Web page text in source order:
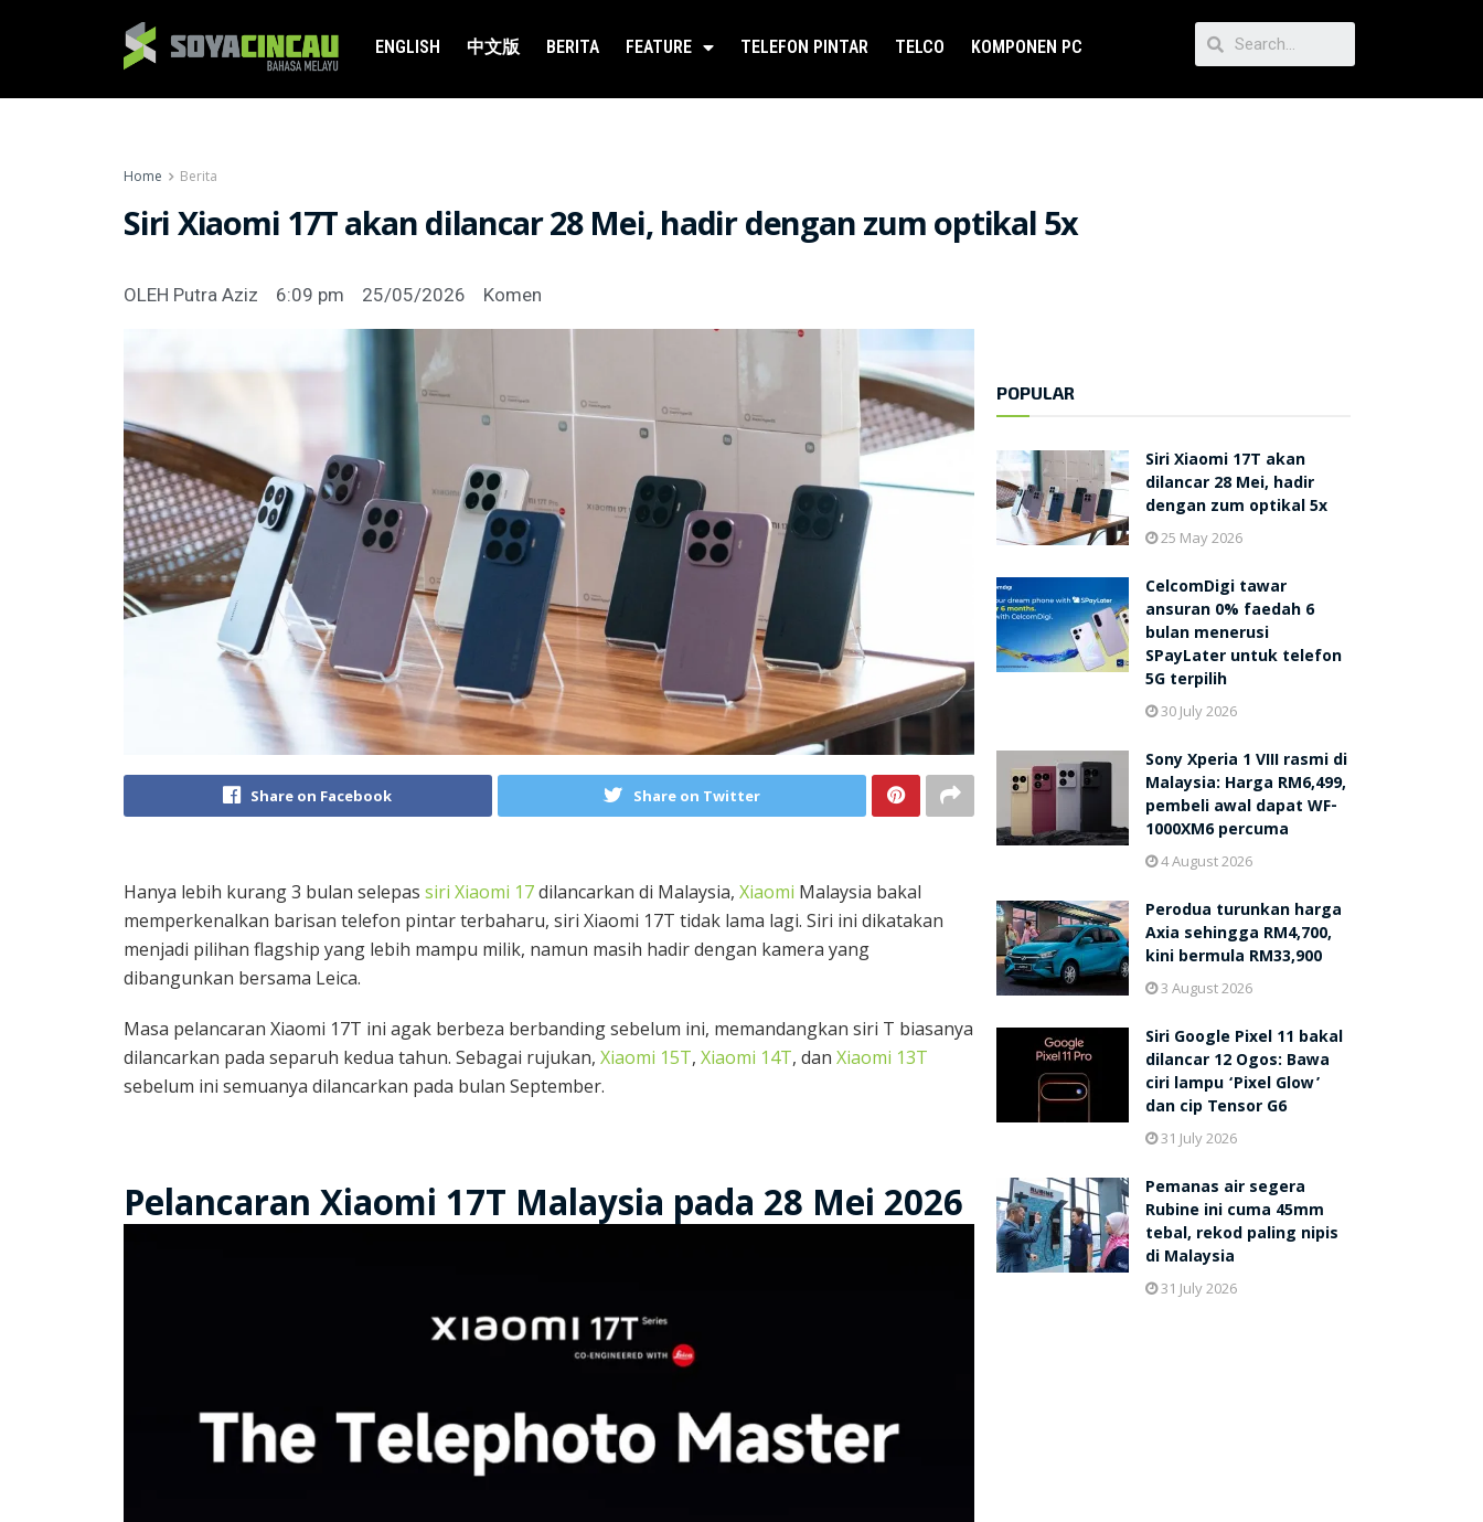
ENGLISH 中文版 BERITA FEATURE TELEFON PINTAR TELCO KOMPONEN PC
Home Berita
Siri Xiaomi 17T akan dilancar 28 Mei, hadir dengan zum optikal 5x
OLEH Putra Aziz 6:09 pm 25/05/2026 Komen
Share on Facebook Share on Twitter
Hanya lebih kurang 3 bulan selepas siri Xiaomi 17dilancarkan di Malaysia, Xiaomi Malaysia bakal
memperkenalkan barisan telefon pintar terbaharu, siri Xiaomi 17T tidak lama lagi. Siri ini dikatakan
menjadi pilihan flagship yang lebih mampu milik, namun masih hadir dengan kamera yang
dibangunkan bersama Leica.
Masa pelancaran Xiaomi 17T ini agak berbeza berbanding sebelum ini, memandangkan siri T biasanya
dilancarkan pada separuh kedua tahun. Sebagai rujukan, Xiaomi 15T, Xiaomi 14T, dan Xiaomi 13T
sebelum ini semuanya dilancarkan pada bulan September.
Pelancaran Xiaomi 17T Malaysia pada 28 Mei 2026
POPULAR
Siri Xiaomi 17T akan
dilancar 28 Mei, hadir
dengan zum optikal 5x
25 May 2026
CelcomDigi tawar
ansuran 0% faedah 6
bulan menerusi
SPayLater untuk telefon
5G terpilih
30 July 2026
Sony Xperia 1 VIII rasmi di
Malaysia: Harga RM6,499,
pembeli awal dapat WF-
1000XM6 percuma
4 August 2026
Perodua turunkan harga
Axia sehingga RM4,700,
kini bermula RM33,900
3 August 2026
Siri Google Pixel 11 bakal
dilancar 12 Ogos: Bawa
ciri lampu ‘Pixel Glow’
dan cip Tensor G6
31 July 2026
Pemanas air segera
Rubine ini cuma 45mm
tebal, rekod paling nipis
di Malaysia
31 July 2026